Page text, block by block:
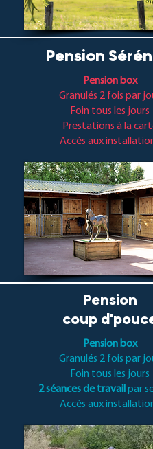
Pension
Pension box
Granulés 2 fois par
Foin tous les jours
Prestations à la
Accès aux
Pension
coup
Pension box
Granulés 2 fois par
Foin tous les jours
2 séances de travail par
Accès aux